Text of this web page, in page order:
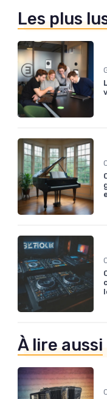
Les plus
À lire aussi